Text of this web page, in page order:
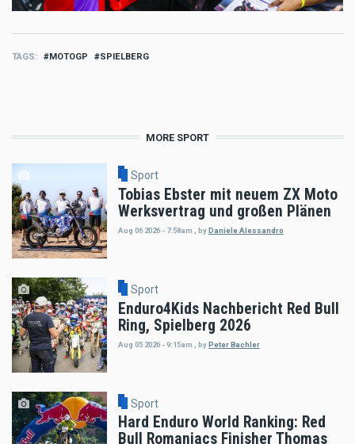
TAGS MOTOGP SPIELBERG
MORE SPORT
Sport
Tobias Ebster mit neuem ZX Moto
Werksvertrag und großen Plänen
Aug 06 2026 - 7:58am , byDaniele Alessandro
Sport
Enduro4Kids Nachbericht Red Bull
Ring, Spielberg 2026
Aug 05 2026 - 9:15am byPeter Bachler
Sport
Hard Enduro World Ranking: Red
Bull Romaniacs Finisher Thomas